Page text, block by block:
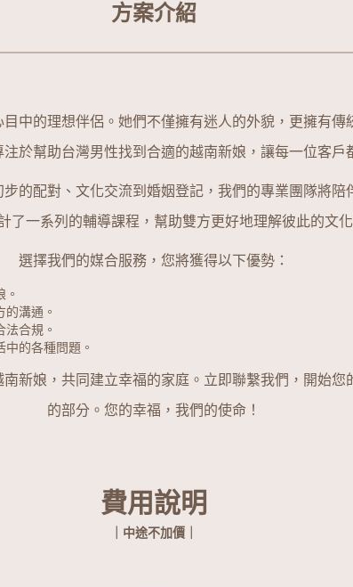
方案介紹
中的理想伴侶。她們不僅擁有迷人的外貌，更擁有
於幫助台灣男性找到合適的越南新娘，讓每一位客戶
的配對、文化交流到婚姻登記，我們的專業團隊將
了一系列的輔導課程，幫助雙方更好地理解彼此的文
選擇我們的媒合服務，您將獲得以下優勢：
的溝通。
法合規。
中的各種問題。
新娘，共同建立幸福的家庭。立即聯繫我們，開始
的部分。您的幸福，我們的使命！
費用說明
｜中途不加價｜